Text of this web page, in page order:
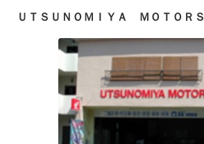
ＵＴＳＵＮＯＭＩＹＡ ＭＯＴＯＲＳ